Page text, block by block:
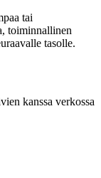
tai
toiminnallinen
tasolle.
kanssa verkossa